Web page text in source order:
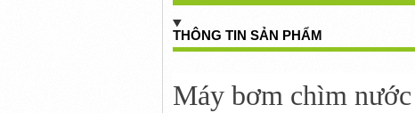
THÔNG TIN SẢN PHẨM
Máy bơm chìm